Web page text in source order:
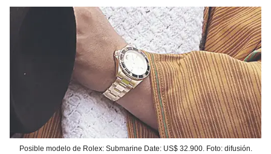
Posible modelo de Rolex: Submarine Date: US$ 32.900. Foto: difusión.